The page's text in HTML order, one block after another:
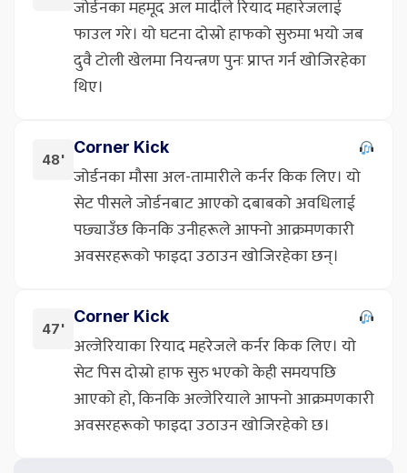
जोर्डनका महमूद अल मार्दीले रियाद महारेजलाई
फाउल गरे। यो घटना दोस्रो हाफको सुरुमा भयो जब
दुवै टोली खेलमा नियन्त्रण पुनः प्राप्त गर्न खोजिरहेका
थिए।
48'
Corner Kick
जोर्डनका मौसा अल-तामारीले कर्नर किक लिए। यो
सेट पीसले जोर्डनबाट आएको दबाबको अवधिलाई
पछ्याउँछ किनकि उनीहरूले आफ्नो आक्रमणकारी
अवसरहरूको फाइदा उठाउन खोजिरहेका छन्।
47'
Corner Kick
अल्जेरियाका रियाद महरेजले कर्नर किक लिए। यो
सेट पिस दोस्रो हाफ सुरु भएको केही समयपछि
आएको हो, किनकि अल्जेरियाले आफ्नो आक्रमणकारी
अवसरहरूको फाइदा उठाउन खोजिरहेको छ।